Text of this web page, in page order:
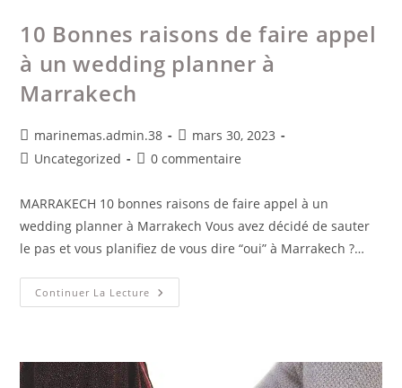
10 Bonnes raisons de faire appel
à un wedding planner à
Marrakech
marinemas.admin.38
mars 30, 2023
Uncategorized
0 commentaire
MARRAKECH 10 bonnes raisons de faire appel à un
wedding planner à Marrakech Vous avez décidé de sauter
le pas et vous planifiez de vous dire “oui” à Marrakech ?…
Continuer La Lecture